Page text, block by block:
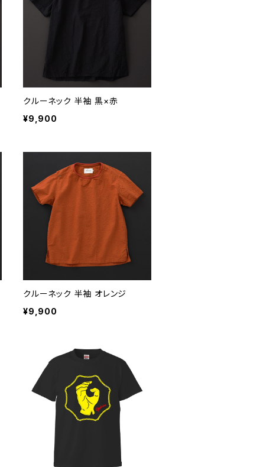
クルーネック 半袖 黒×赤
¥9,900
クルーネック 半袖 オレンジ
¥9,900